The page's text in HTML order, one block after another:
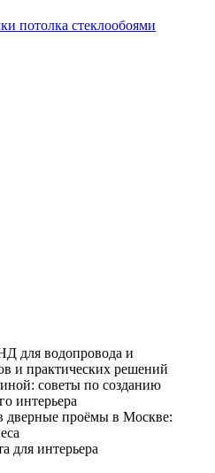
потолка стеклообоями
для водопровода и
и практических решений
советы по созданию
интерьера
дверные проёмы в Москве:
для интерьера